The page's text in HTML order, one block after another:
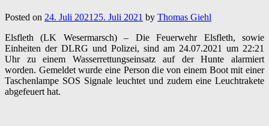
Posted on 24. Juli 2021 25. Juli 2021 by Thomas Giehl
Elsfleth (LK Wesermarsch) – Die Feuerwehr Elsfleth, sowie
Einheiten der DLRG und Polizei, sind am 24.07.2021 um 22:21
Uhr zu einem Wasserrettungseinsatz auf der Hunte alarmiert
worden. Gemeldet wurde eine Person die von einem Boot mit einer
Taschenlampe SOS Signale leuchtet und zudem eine Leuchtrakete
abgefeuert hat.